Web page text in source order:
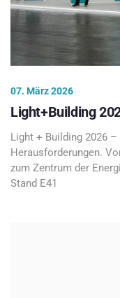
07. März 2026
Light+Building
Light + Building 2026
Herausforderungen.
zum Zentrum der
Stand E41